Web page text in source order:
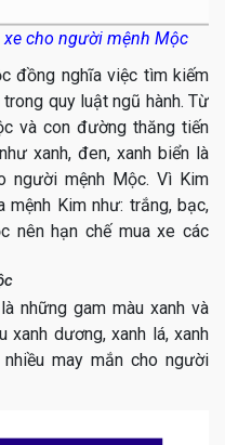
cho người mệnh Mộc
đồng nghĩa việc tìm kiếm
quy luật ngũ hành. Từ
và con đường thăng tiến
xanh, đen, xanh biển là
người mệnh Mộc. Vì Kim
Kim như: trắng, bạc,
nên hạn chế mua xe các
những gam màu xanh và
xanh dương, xanh lá, xanh
may mắn cho người